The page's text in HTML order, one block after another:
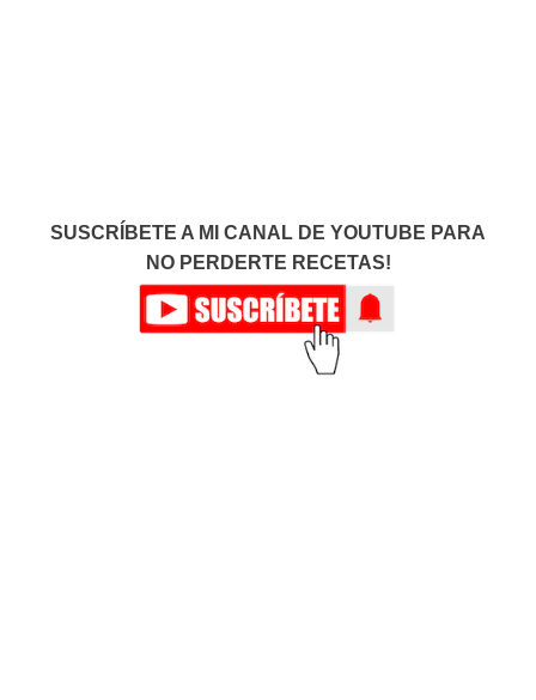
SUSCRÍBETE A MI CANAL DE YOUTUBE PARA
NO PERDERTE RECETAS!